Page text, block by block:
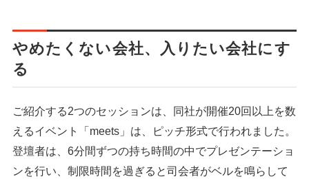
やめたくない会社、入りたい会社にす
る
ご紹介する2つのセッションは、同社が開催20回以上を数
えるイベント「meets」は、ピッチ形式で行われました。
登壇者は、6分間ずつの持ち時間の中でプレゼンテーショ
ンを行い、制限時間を過ぎると司会者がベルを鳴らして